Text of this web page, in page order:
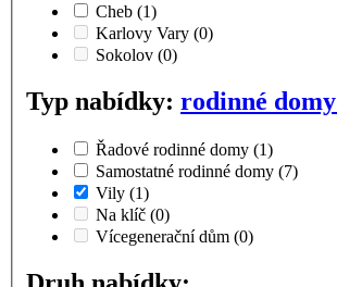
Cheb (1)
Karlovy Vary (0)
Sokolov (0)
Typ nabídky: rodinné domy
Řadové rodinné domy (1)
Samostatné rodinné domy (7)
Vily (1)
Na klíč (0)
Vícegenerační dům (0)